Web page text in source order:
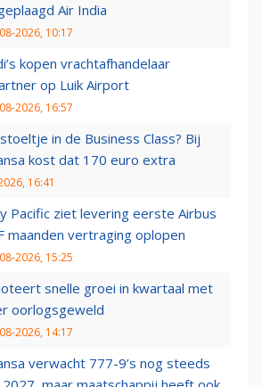
Air India
2026, 10:17
kopen vrachtafhandelaar
op Luik Airport
2026, 16:57
in de Business Class? Bij
kost dat 170 euro extra
16:41
Pacific ziet levering eerste Airbus
maanden vertraging oplopen
2026, 15:25
snelle groei in kwartaal met
oorlogsgeweld
2026, 14:17
verwacht 777-9’s nog steeds